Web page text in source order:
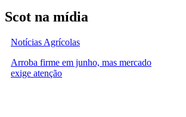
Scot na mídia
Notícias Agrícolas
Arroba firme em junho, mas mercado
exige atenção